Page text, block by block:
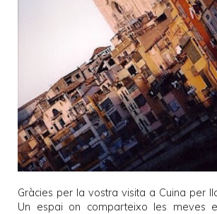
Gràcies per la vostra visita a Cuina per
Un espai on comparteixo les meves